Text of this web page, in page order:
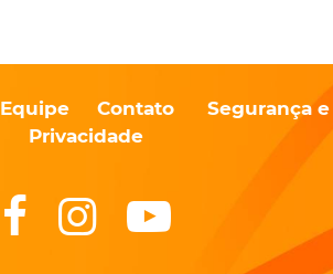
Equipe Contato
Segurança e
Privacidade